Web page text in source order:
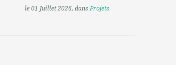
le 01 Juillet 2026, dansProjets